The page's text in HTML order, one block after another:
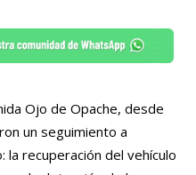
Ojo de Opache, desde
un seguimiento a
recuperación del vehículo